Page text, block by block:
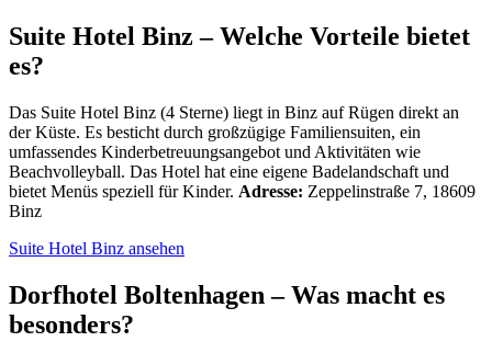
Suite Hotel Binz – Welche Vorteile bietet
es?
Das Suite Hotel Binz (4 Sterne) liegt in Binz auf Rügen direkt an
der Küste. Es besticht durch großzügige Familiensuiten, ein
umfassendes Kinderbetreuungsangebot und Aktivitäten wie
Beachvolleyball. Das Hotel hat eine eigene Badelandschaft und
bietet Menüs speziell für Kinder. Adresse: Zeppelinstraße 7, 18609
Binz
Suite Hotel Binz ansehen
Dorfhotel Boltenhagen – Was macht es
besonders?